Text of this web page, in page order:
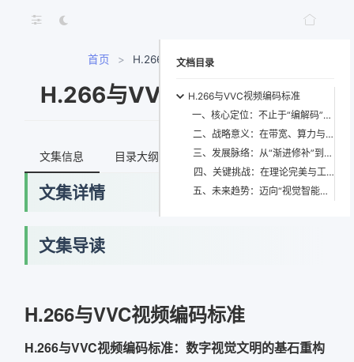
首页 > H.266与VVC视频编码标准
H.266与VVC视频编码标准
文集信息 目录大纲 最新文档 知识宇宙
文集详情
文集导读
H.266与VVC视频编码标准
H.266与VVC视频编码标准：数字视觉文明的基石重构
文档目录
H.266与VVC视频编码标准
一、核心定位：不止于“编解码”，而是一套视觉信息的元操作系统
二、战略意义：在带宽、算力与体验的三角困局中开辟新边疆
三、发展脉络：从“渐进修补”到“范式迁移”的十年淬炼
四、关键挑战：在理论完美与工程现实之间走钢丝
五、未来趋势：迈向“视觉智能原生”的下一代编码范式